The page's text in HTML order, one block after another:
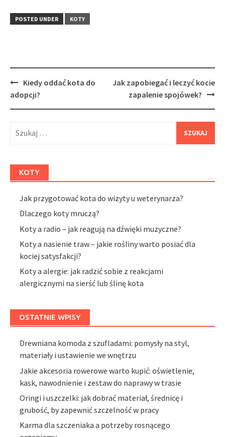
POSTED UNDER KOTY
Post
navigation
Kiedy oddać kota do
adopcji?
Jak zapobiegać i leczyć kocie
zapalenie spojówek?
KOTY
Jak przygotować kota do wizyty u weterynarza?
Dlaczego koty mruczą?
Koty a radio – jak reagują na dźwięki muzyczne?
Koty a nasienie traw – jakie rośliny warto posiać dla
kociej satysfakcji?
Koty a alergie: jak radzić sobie z reakcjami
alergicznymi na sierść lub ślinę kota
OSTATNIE WPISY
Drewniana komoda z szufladami: pomysły na styl,
materiały i ustawienie we wnętrzu
Jakie akcesoria rowerowe warto kupić: oświetlenie,
kask, nawodnienie i zestaw do naprawy w trasie
Oringi i uszczelki: jak dobrać materiał, średnicę i
grubość, by zapewnić szczelność w pracy
Karma dla szczeniaka a potrzeby rosnącego